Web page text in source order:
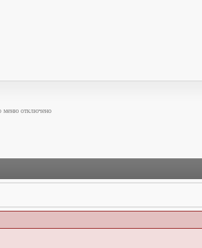
меню отключено